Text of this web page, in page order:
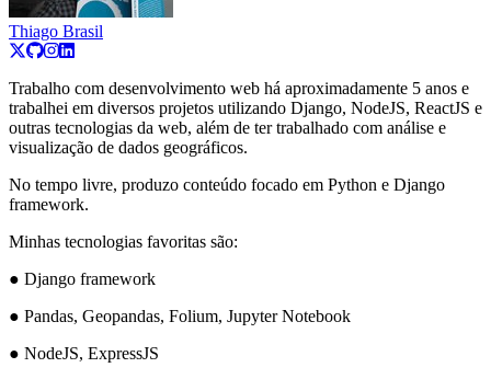
Thiago Brasil
Trabalho com desenvolvimento web há aproximadamente 5 anos e
trabalhei em diversos projetos utilizando Django, NodeJS, ReactJS e
outras tecnologias da web, além de ter trabalhado com análise e
visualização de dados geográficos.
No tempo livre, produzo conteúdo focado em Python e Django
framework.
Minhas tecnologias favoritas são:
● Django framework
● Pandas, Geopandas, Folium, Jupyter Notebook
● NodeJS, ExpressJS